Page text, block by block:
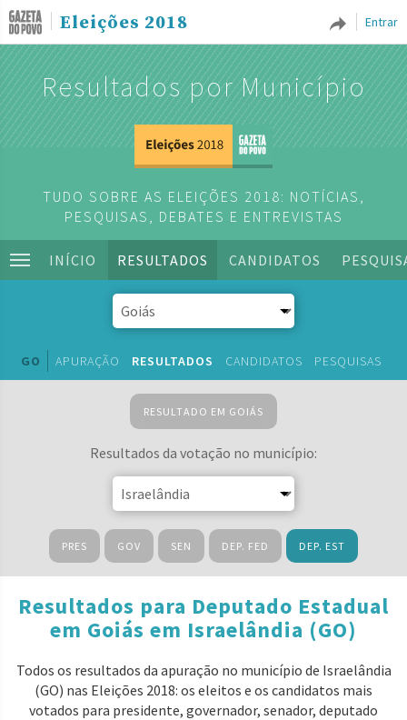
Entrar
Eleições 2018
Resultados por Município
TUDO SOBRE AS ELEIÇÕES 2018: NOTÍCIAS,
PESQUISAS, DEBATES E ENTREVISTAS
INÍCIO RESULTADOS CANDIDATOS
GO APURAÇÃO RESULTADOS CANDIDATOS PESQUISAS
RESULTADO EM GOIÁS
Resultados da votação no município:
PRES GOV SEN DEP. FED DEP. EST
Resultados para Deputado Estadual
em Goiás em Israelândia (GO)
Todos os resultados da apuração no município de Israelândia
(GO) nas Eleições 2018: os eleitos e os candidatos mais
votados para presidente, governador, senador, deputado